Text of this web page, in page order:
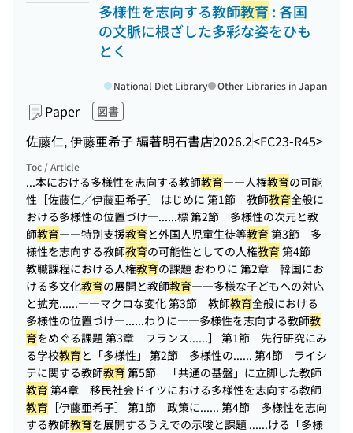
多様性を志向する教師教育 : 各国
の文脈に根ざした多彩な姿をひも
とく
Paper 図書
佐藤仁, 伊藤亜希子 編著明石書店2026.2<FC23-R45>
National Diet Library Other Libraries in Japan
Toc / Article
...本における多様性を志向する教師教育――人権教育の可能
性［佐藤仁／伊藤亜希子］ はじめに 第1節 教師教育全般に
おける多様性の位置づけ―......標 第2節 多様性の次元と教
師教育――特別支援教育と外国人児童生徒等教育第3節 多
様性を志向する教師教育の可能性としての人権教育第4節
教職課程における人権教育の課題 おわりに 第2章 韓国にお
ける多文化教育の展開と教師教育――多様な子どもへの対応
と拡充......――マクロな変化 第3節 教師教育全般における
多様性の位置づけ―......わりに――多様性を志向する教師教
育をめぐる課題 第3章 フランス......］ 第1節 先行研究にみ
る学校教育と「多様性」 第2節 多様性の...... 第4節 ライシ
テに関する教師教育第5節 「共通の基盤」に立脚した教師
教育第4章 移民社会ドイツにおける多様性を志向する教師
教育 ［伊藤亜希子］ 第1節 政策に...... 第4節 多様性を志向
する教師教育を展開するうえでの示唆と課題 ......ける「多様